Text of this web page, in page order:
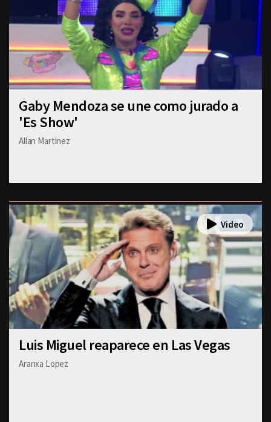
Gaby Mendoza se une como jurado a
'Es Show'
Allan Martinez
Luis Miguel reaparece en Las Vegas
Aranxa Lopez